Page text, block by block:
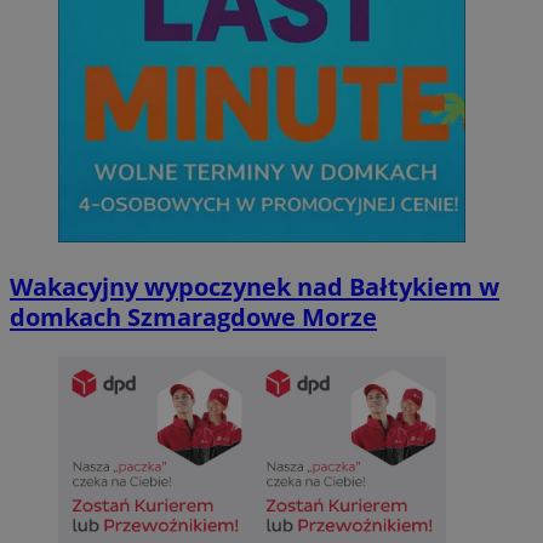
Wakacyjny wypoczynek nad Bałtykiem w
domkach Szmaragdowe Morze
suid
Simplifi Holdings
Inc.
INGRESSCOOKIE
NGINX Inc.
bh.contextweb.com
CookieScriptConsent
CookieScript
m-ce.pl